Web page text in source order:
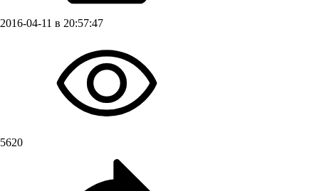
2016-04-11 в 20:57:47
5620